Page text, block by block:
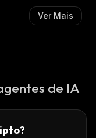
Ver Mais
de IA